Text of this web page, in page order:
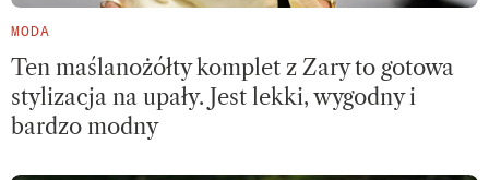
MODA
Ten maślanożółty komplet z Zary to gotowa
stylizacja na upały. Jest lekki, wygodny i
bardzo modny